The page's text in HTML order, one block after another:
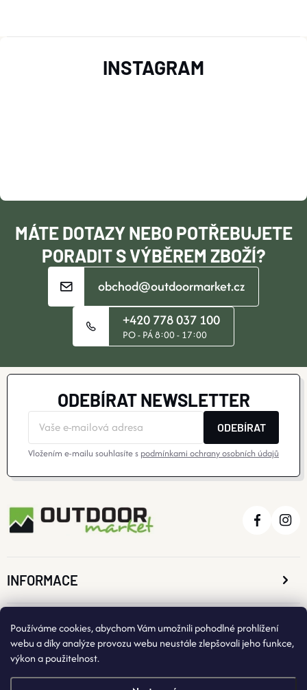
Používáme cookies, abychom Vám umožnili pohodlné prohlížení
webu a díky analýze provozu webu neustále zlepšovali jeho funkce,
výkon a použitelnost.
V
I
S
T
MÁTE DOTAZY NEBO POTŘEBUJETE
PORADIT S VÝBĚREM ZBOŽÍ?
obchod@outdoormarket.cz
+420 778 037 100
PO - PÁ 8:00 - 17:00
INSTAGRAM
ODEBÍRAT NEWSLETTER
ODEBÍRAT
Vložením e-mailu souhlasíte s podmínkami ochrany osobních údajů
INFORMACE
O NÁKUPU